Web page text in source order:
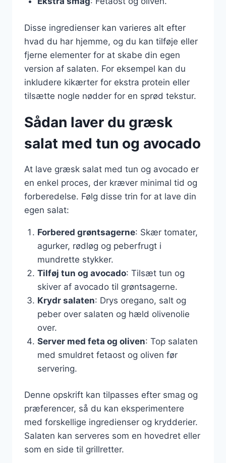
Disse ingredienser kan varieres alt efter
hvad du har hjemme, og du kan tilføje eller
fjerne elementer for at skabe din egen
version af salaten. For eksempel kan du
inkludere kikærter for ekstra protein eller
tilsætte nogle nødder for en sprød tekstur.
Sådan laver du græsk
salat med tun og avocado
At lave græsk salat med tun og avocado er
en enkel proces, der kræver minimal tid og
forberedelse. Følg disse trin for at lave din
egen salat:
Forbered grøntsagerne: Skær tomater,
agurker, rødløg og peberfrugt i
mundrette stykker.
Tilføj tun og avocado: Tilsæt tun og
skiver af avocado til grøntsagerne.
Krydr salaten: Drys oregano, salt og
peber over salaten og hæld olivenolie
over.
Server med feta og oliven: Top salaten
med smuldret fetaost og oliven før
servering.
Denne opskrift kan tilpasses efter smag og
præferencer, så du kan eksperimentere
med forskellige ingredienser og krydderier.
Salaten kan serveres som en hovedret eller
som en side til grillretter.